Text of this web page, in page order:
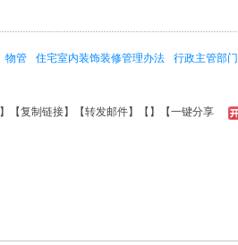
物管 住宅室内装饰装修管理办法 行政主管部门
】【复制链接】【转发邮件】【 】 【一键分享